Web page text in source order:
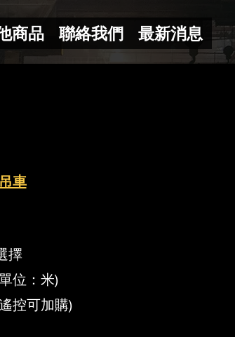
商品 聯絡我們 最新消息
車
擇
位：米)
控可加購)